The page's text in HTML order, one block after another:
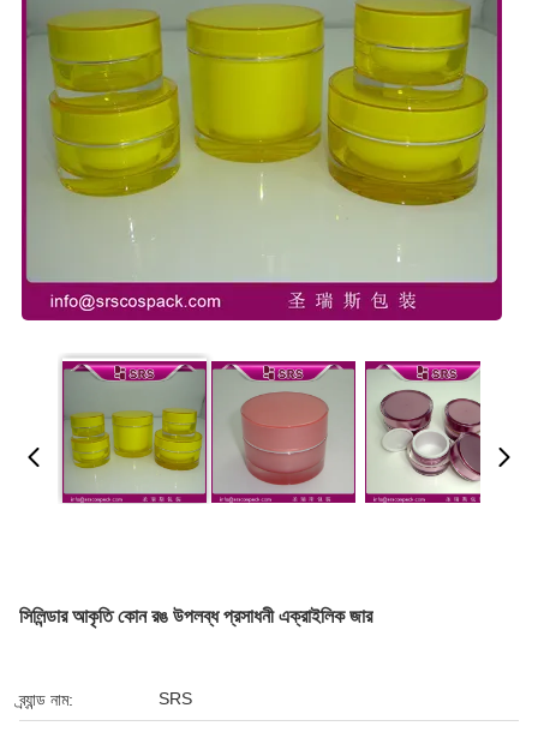
সিলিন্ডার আকৃতি কোন রঙ উপলব্ধ প্রসাধনী এক্রাইলিক জার
ব্র্যান্ড নাম: SRS